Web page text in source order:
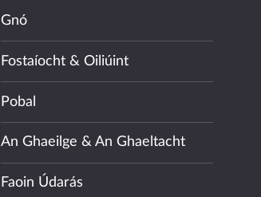
Gnó
Fostaíocht & Oiliúint
Pobal
An Ghaeilge & An Ghaeltacht
Faoin Údarás